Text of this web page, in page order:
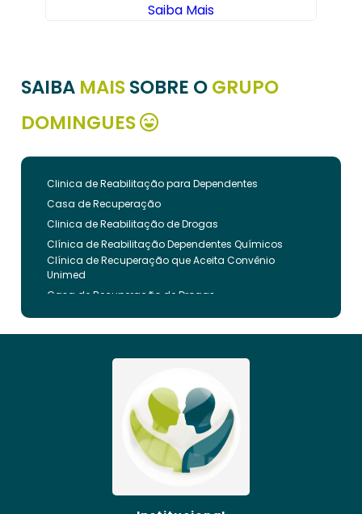
Saiba Mais
SAIBA MAISSOBRE OGRUPO
DOMINGUES
Clinica de Reabilitação para Dependentes
Casa de Recuperação
Clinica de Reabilitação de Drogas
Clínica de Reabilitação Dependentes Químicos
Clínica de Recuperação que Aceita Convênio
Unimed
Casa de Recuperação de Drogas
Clínica de Reabilitação de Dependentes Químicos
Clinica de Recuperação de Drogas Pelo Bradesco
Internação Involuntária que Aceita Convenio
Clinica de Reabilitação Involuntaria
Clinica de Reabilitação de Drogas Feminina
Casa de Recuperação para Drogados
Clinica de Reabilitação Alcoolismo
Clinica de Tratamento para Dependentes
Clinica de Recuperação Alcoolismo